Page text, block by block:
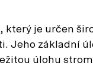
který je určen
Jeho základní
úlohu